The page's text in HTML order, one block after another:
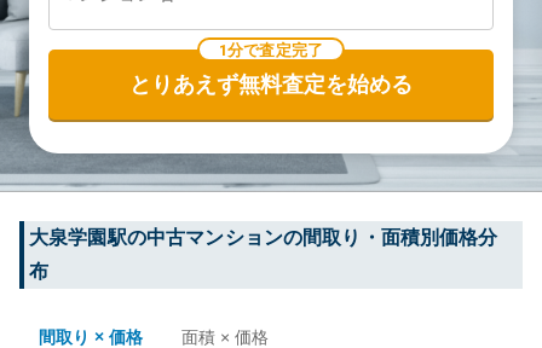
1分で査定完了
とりあえず無料査定を始める
大泉学園駅の中古マンションの間取り・面積別価格分
布
間取り × 価格 面積 × 価格